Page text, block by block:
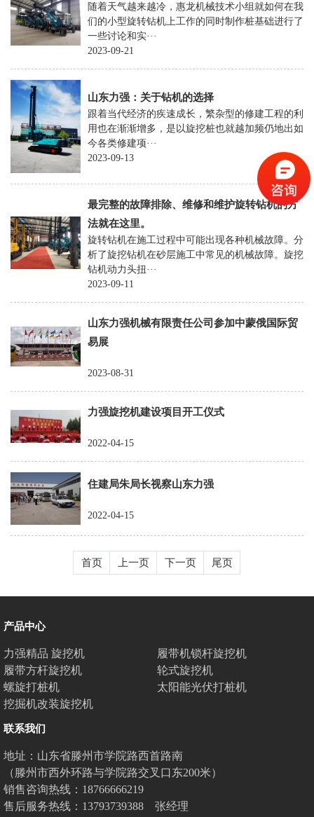
能
光
桩
机
挖
装
旋
挖
随着天气越来越冷，惠龙机械技术小组就如何在我
们的小型旋转钻机上工作的同时制作桩基础进行了
一些讨论和实···
2023-09-21
山东力强：关于钻机的选择
跟着当代经济的疾速成长，繁杂型的修建工程的利
用也在渐渐增多，是以旋挖桩也就越加频仍地出如
今各类修建项···
2023-09-13
最完整的故障排除、维修和维护旋转钻机的方
法就在这里。
旋转钻机在施工过程中可能出现各种机械故障。分
析了旋挖钻机在砂层施工中常见的机械故障。旋挖
钻机动力头扭···
2023-09-11
山东力强机械有限责任公司参加中蒙俄国际贸
易展
2023-08-31
力强旋挖机建设项目开工仪式
2022-04-15
住建局朱局长视察山东力强
2022-04-15
首页 上一页 下一页 尾页
产品中心
力强精品 旋挖机
履带机锁杆旋挖机
履带方杆旋挖机
轮式旋挖机
螺旋打桩机
太阳能光伏打桩机
挖掘机改装旋挖机
联系我们
地址：山东省滕州市学院路西首路南
（滕州市西外环路与学院路交叉口东200米）
销售咨询热线：18766666219
售后服务热线：13793739388 张经理